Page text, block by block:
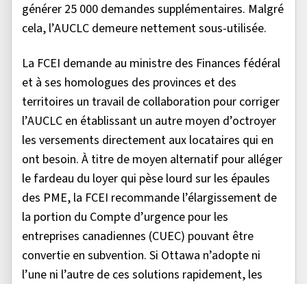
générer 25 000 demandes supplémentaires. Malgré
cela, l’AUCLC demeure nettement sous-utilisée.
La FCEI demande au ministre des Finances fédéral
et à ses homologues des provinces et des
territoires un travail de collaboration pour corriger
l’AUCLC en établissant un autre moyen d’octroyer
les versements directement aux locataires qui en
ont besoin. À titre de moyen alternatif pour alléger
le fardeau du loyer qui pèse lourd sur les épaules
des PME, la FCEI recommande l’élargissement de
la portion du Compte d’urgence pour les
entreprises canadiennes (CUEC) pouvant être
convertie en subvention. Si Ottawa n’adopte ni
l’une ni l’autre de ces solutions rapidement, les